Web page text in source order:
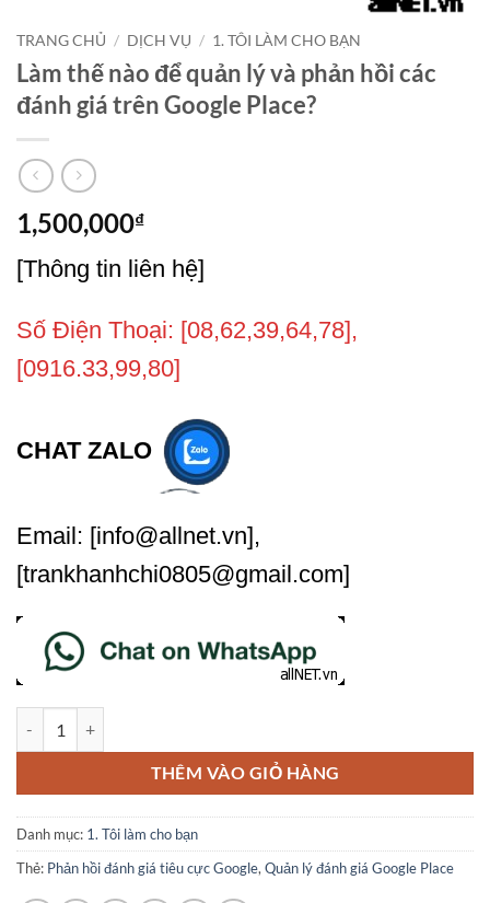
TRANG CHỦ / DỊCH VỤ / 1. TÔI LÀM CHO BẠN
Làm thế nào để quản lý và phản hồi các
đánh giá trên Google Place?
1,500,000₫
[Thông tin liên hệ]
Số Điện Thoại: [08,62,39,64,78],
[0916.33,99,80]
CHAT ZALO
Email: [info@allnet.vn],
[trankhanhchi0805@gmail.com]
THÊM VÀO GIỎ HÀNG
Danh mục: 1. Tôi làm cho bạn
Thẻ: Phản hồi đánh giá tiêu cực Google,Quản lý đánh giá Google Place